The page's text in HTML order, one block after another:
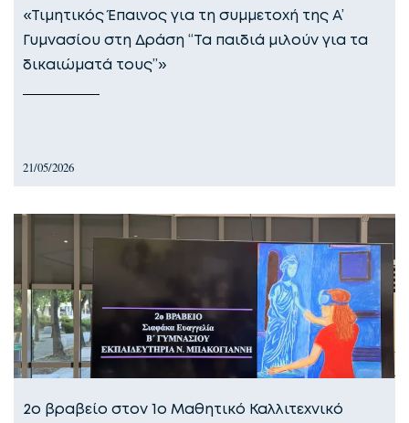
«Τιμητικός Έπαινος για τη συμμετοχή της Α’
Γυμνασίου στη Δράση ‘‘Τα παιδιά μιλούν για τα
δικαιώματά τους’’»
21/05/2026
2ο βραβείο στον 1ο Μαθητικό Καλλιτεχνικό